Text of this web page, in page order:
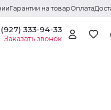
Гарантии на товарОплата
333-94-33
Заказать звонок